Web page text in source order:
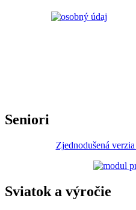
Seniori
Zjednodušená
Sviatok a výročie